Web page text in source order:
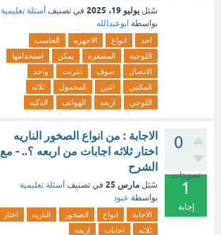
سُئل يوليو 19، 2025 في تصنيف أسئلة تعليمية
بواسطة ابوعبدالله
احد انواع الاجهزه
الحاسب
اللوحيه
المصغرة يمكن
استخدامها
الاتصال
سوف انترنت
واحد
المكتبي
اثنين المحمول
ثلاثه
اللوحي
اربعه الهواتف الذكيه
0
تصويتات
1
إجابة
الاجابة : من انواع الصخور الناريه
اختار ثلاثه اجابات من اربعه ؟.. - مع
الشرح
سُئل مارس 25 في تصنيف أسئلة تعليمية
بواسطة عبود
الاجابة انواع الصخور الناريه
اختار
ثلاثه
اجابات اربعه